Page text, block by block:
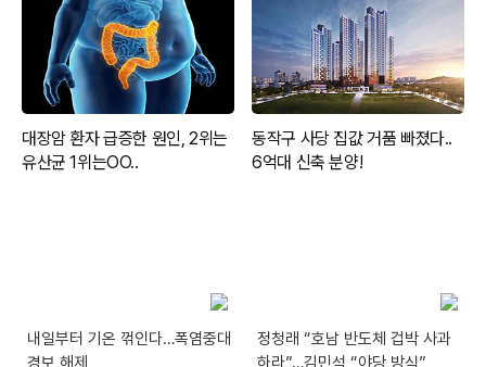
내일부터 기온 꺾인다…폭염중대
정청래 “호남 반도체 겁박 사과